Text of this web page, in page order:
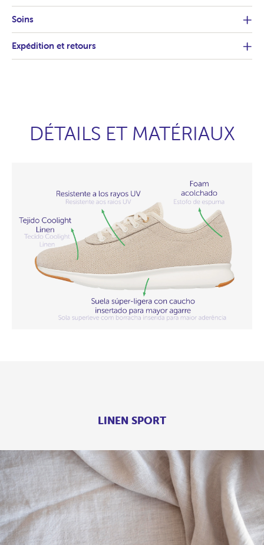
Soins
Expédition et retours
DÉTAILS ET MATÉRIAUX
LINEN SPORT